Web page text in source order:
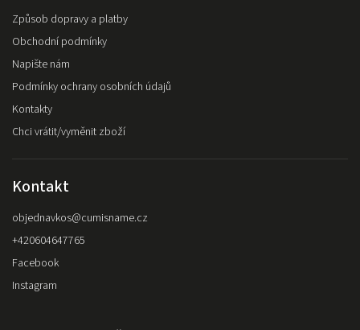
Způsob dopravy a platby
Obchodní podmínky
Napište nám
Podmínky ochrany osobních údajů
Kontakty
Chci vrátit/vyměnit zboží
Kontakt
objednavkos@cumisname.cz
+420604647765
Facebook
Instagram